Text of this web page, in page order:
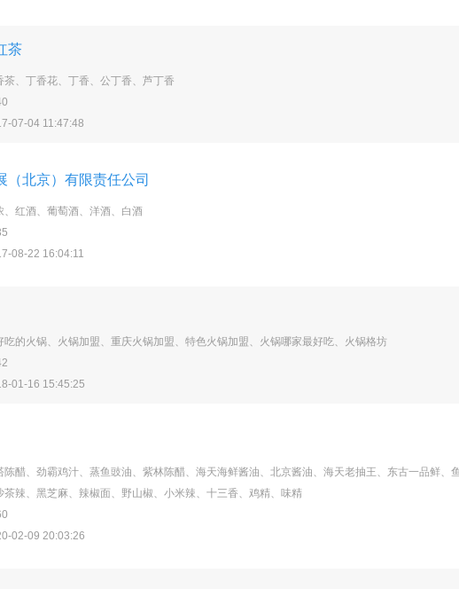
茶
茶、丁香花、丁香、公丁香、芦丁香
07-04 11:47:48
（北京）有限责任公司
、红酒、葡萄酒、洋酒、白酒
08-22 16:04:11
吃的火锅、火锅加盟、重庆火锅加盟、特色火锅加盟、火锅哪家最好吃、火锅格坊
01-16 15:45:25
陈醋、劲霸鸡汁、蒸鱼豉油、紫林陈醋、海天海鲜酱油、北京酱油、海天老抽王、东古一品鲜、
茶辣、黑芝麻、辣椒面、野山椒、小米辣、十三香、鸡精、味精
02-09 20:03:26